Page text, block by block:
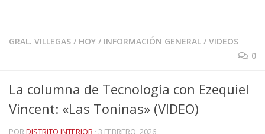
GRAL. VILLEGAS / HOY / INFORMACIÓN GENERAL / VIDEOS
0
La columna de Tecnología con Ezequiel
Vincent: «Las Toninas» (VIDEO)
PORDISTRITO INTERIOR · 3 FEBRERO, 2026